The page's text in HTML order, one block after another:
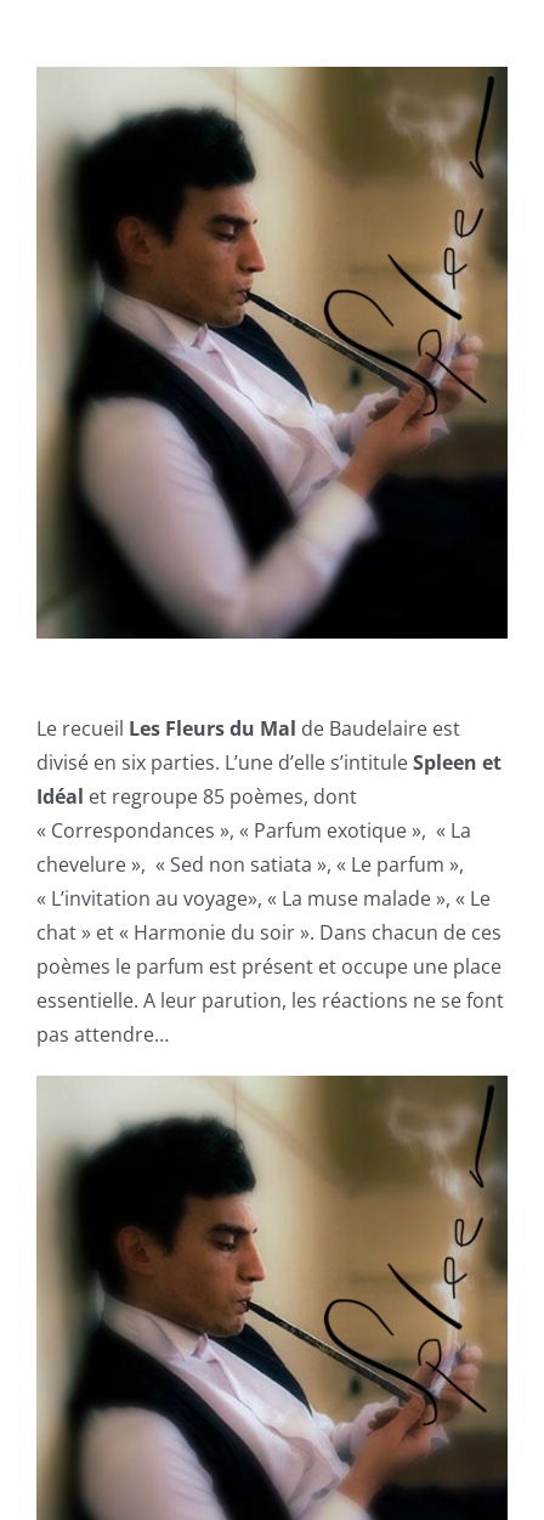
Le recueil Les Fleurs du Mal de Baudelaire est
divisé en six parties. L’une d’elle s’intituleSpleen et
Idéal et regroupe 85 poèmes, dont
« Correspondances », « Parfum exotique », « La
chevelure », « Sed non satiata », « Le parfum »,
« L’invitation au voyage», « La muse malade », « Le
chat » et « Harmonie du soir ». Dans chacun de ces
poèmes le parfum est présent et occupe une place
essentielle. A leur parution, les réactions ne se font
pas attendre…